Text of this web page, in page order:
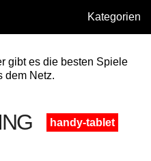
Kategorien
gibt es die besten Spiele
dem Netz.
handy-tablet